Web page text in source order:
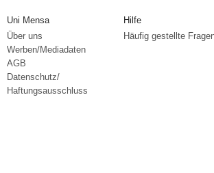
Uni Mensa
Über uns
Werben/Mediadaten
AGB
Datenschutz/
Haftungsausschluss
Hilfe
Häufig gestellte